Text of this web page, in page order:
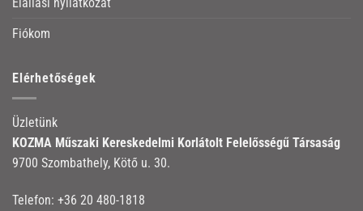
Fiókom
Elérhetőségek
Üzletünk
KOZMA Műszaki Kereskedelmi Korlátolt Felelősségű Társaság
9700 Szombathely, Kötő u. 30.
Telefon: +36 20 480-1818